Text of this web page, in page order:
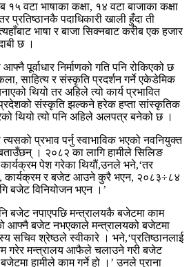
१५ वटा भाषाका कक्षा, १४ वटा बाजाका कक्षा
पदाधिकारी खाली हुँदा ती
भाषा र बाजा सिक्नबाट करीब एक हजार
छ ।
पूर्वाधार निर्माणको गति पनि रोकिएको छ
साहित्य र संस्कृति प्रदर्शन गर्ने एकेडेमिक
थियो तर अहिले त्यो कार्य प्रभावित
प्रदेशको संस्कृति झल्कने हरेक हप्ता सांस्कृतिक
थियो त्यो पनि अहिले अलपत्र बनेको छ ।
त्यसको प्रभाव पर्नु स्वाभाविक भएको नवनियुक्त
। २०८२ का लागि हामीले सिलिङ
पेश गरेका थियौं,उनले भने,‘तर
कार्यक्रम र बजेट आउने कुरै भएन, २०८३÷८४
बजेट विनियोजन भएन ।’
बजेट नपाएपछि मन्त्रालयकै बजेटमा काम
आफ्नै बजेट नभएकाले मन्त्रालयको बजेटमा
सचिव श्रेष्ठले स्वीकारे । भने,‘प्रतिष्ठानलाई
गरेर मन्त्रालय आफैले चलाउने गरी बजेट
हामीले काम गर्ने हो ।’ उनले पुराना